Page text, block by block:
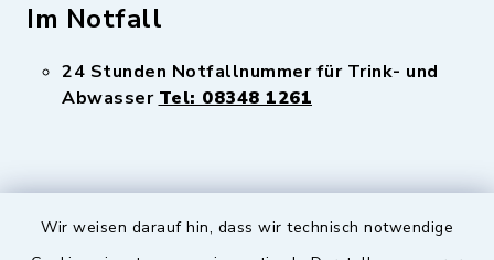
Wir weisen darauf hin, dass wir technisch notwendige
Im Notfall
24 Stunden Notfallnummer für Trink- und
Abwasser Tel: 08348 1261